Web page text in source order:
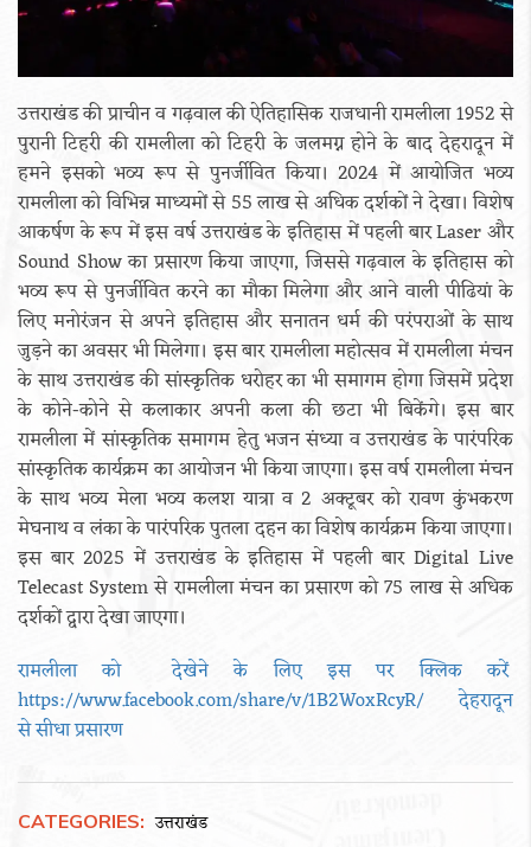
उत्तराखंड की प्राचीन व गढ़वाल की ऐतिहासिक राजधानी रामलीला 1952 से
पुरानी टिहरी की रामलीला को टिहरी के जलमग्न होने के बाद देहरादून में
हमने इसको भव्य रूप से पुनर्जीवित किया। 2024 में आयोजित भव्य
रामलीला को विभिन्न माध्यमों से 55 लाख से अधिक दर्शकों ने देखा। विशेष
आकर्षण के रूप में इस वर्ष उत्तराखंड के इतिहास में पहली बार Laser और
Sound Show का प्रसारण किया जाएगा, जिससे गढ़वाल के इतिहास को
भव्य रूप से पुनर्जीवित करने का मौका मिलेगा और आने वाली पीढियां के
लिए मनोरंजन से अपने इतिहास और सनातन धर्म की परंपराओं के साथ
जुड़ने का अवसर भी मिलेगा। इस बार रामलीला महोत्सव में रामलीला मंचन
के साथ उत्तराखंड की सांस्कृतिक धरोहर का भी समागम होगा जिसमें प्रदेश
के कोने-कोने से कलाकार अपनी कला की छटा भी बिकेंगे। इस बार
रामलीला में सांस्कृतिक समागम हेतु भजन संध्या व उत्तराखंड के पारंपरिक
सांस्कृतिक कार्यक्रम का आयोजन भी किया जाएगा। इस वर्ष रामलीला मंचन
के साथ भव्य मेला भव्य कलश यात्रा व 2 अक्टूबर को रावण कुंभकरण
मेघनाथ व लंका के पारंपरिक पुतला दहन का विशेष कार्यक्रम किया जाएगा।
इस बार 2025 में उत्तराखंड के इतिहास में पहली बार Digital Live
Telecast System से रामलीला मंचन का प्रसारण को 75 लाख से अधिक
दर्शकों द्वारा देखा जाएगा।
रामलीला को देखेने के लिए इस पर क्लिक करें
https://www.facebook.com/share/v/1B2WoxRcyR/ देहरादून
से सीधा प्रसारण
CATEGORIES: उत्तराखंड